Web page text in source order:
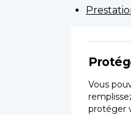
Vous
protéger